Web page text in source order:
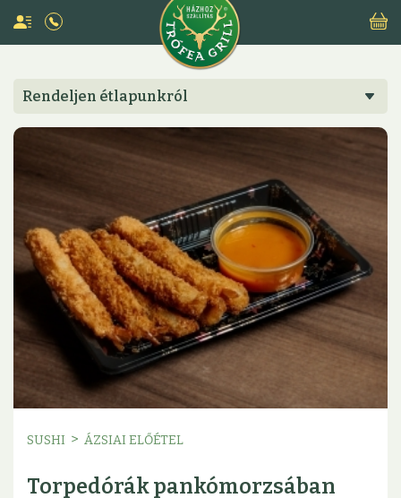
Rendeljen étlapunkról
SUSHI > ÁZSIAI ELŐÉTEL
Torpedórák pankómorzsában